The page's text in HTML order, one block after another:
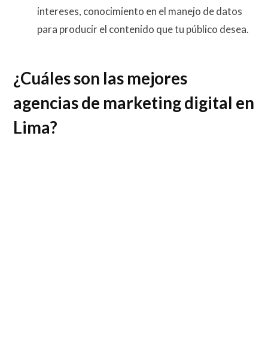
intereses, conocimiento en el manejo de datos
para producir el contenido que tu público desea.
¿Cuáles son las mejores
agencias de marketing digital en
Lima?